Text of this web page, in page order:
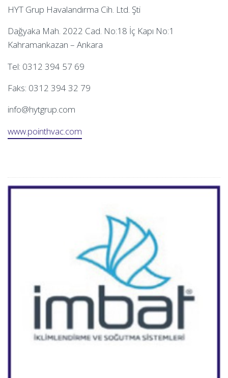
HYT Grup Havalandırma Cih. Ltd. Şti
Dağyaka Mah. 2022 Cad. No:18 İç Kapı No:1
Kahramankazan – Ankara
Tel: 0312 394 57 69
Faks: 0312 394 32 79
info@hytgrup.com
www.pointhvac.com